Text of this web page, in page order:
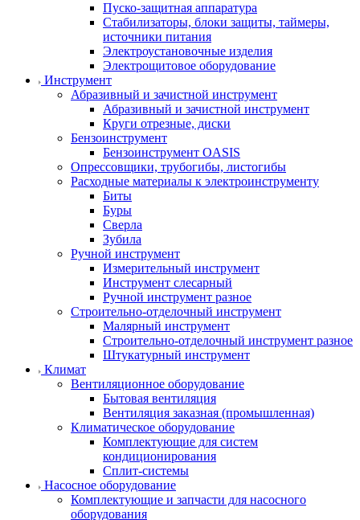
Пуско-защитная аппаратура
Стабилизаторы, блоки защиты, таймеры,
источники питания
Электроустановочные изделия
Электрощитовое оборудование
Инструмент
Абразивный и зачистной инструмент
Абразивный и зачистной инструмент
Круги отрезные, диски
Бензоинструмент
Бензоинструмент OASIS
Опрессовщики, трубогибы, листогибы
Расходные материалы к электроинструменту
Биты
Буры
Сверла
Зубила
Ручной инструмент
Измерительный инструмент
Инструмент слесарный
Ручной инструмент разное
Строительно-отделочный инструмент
Малярный инструмент
Строительно-отделочный инструмент разное
Штукатурный инструмент
Климат
Вентиляционное оборудование
Бытовая вентиляция
Вентиляция заказная (промышленная)
Климатическое оборудование
Комплектующие для систем
кондиционирования
Сплит-системы
Насосное оборудование
Комплектующие и запчасти для насосного
оборудования